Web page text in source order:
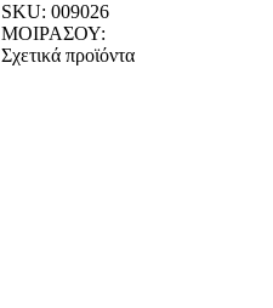
SKU: 009026
ΜΟΙΡΑΣΟΥ:
Σχετικά προϊόντα